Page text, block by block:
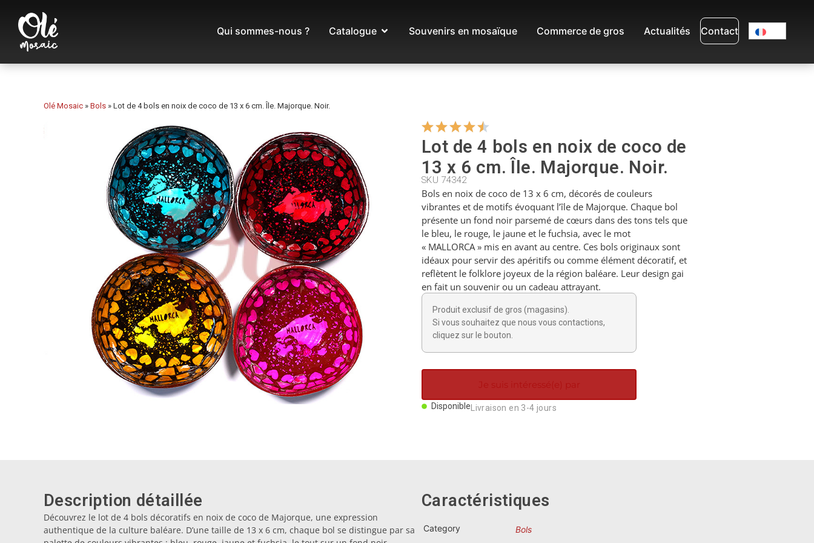
Qui sommes-nous ? Catalogue Souvenirs en mosaïque Commerce de gros Actualités Contact
Olé Mosaic » Bols » Lot de 4 bols en noix de coco de 13 x 6 cm. Île. Majorque. Noir.
Lot de 4 bols en noix de coco de
13 x 6 cm. Île. Majorque. Noir.
SKU 74342
Bols en noix de coco de 13 x 6 cm, décorés de couleurs
vibrantes et de motifs évoquant l’île de Majorque. Chaque bol
présente un fond noir parsemé de cœurs dans des tons tels que
le bleu, le rouge, le jaune et le fuchsia, avec le mot
« MALLORCA » mis en avant au centre. Ces bols originaux sont
idéaux pour servir des apéritifs ou comme élément décoratif, et
reflètent le folklore joyeux de la région baléare. Leur design gai
en fait un souvenir ou un cadeau attrayant.
Produit exclusif de gros (magasins).
Si vous souhaitez que nous vous contactions,
cliquez sur le bouton.
Je suis intéressé(e) par
Disponible Livraison en 3-4 jours
Description détaillée
Découvrez le lot de 4 bols décoratifs en noix de coco de Majorque, une expression
authentique de la culture baléare. D’une taille de 13 x 6 cm, chaque bol se distingue par sa
Caractéristiques
Category
Bols